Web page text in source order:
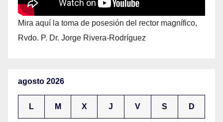
Mira aquí la toma de posesión del rector magnífico,
Rvdo. P. Dr. Jorge Rivera-Rodríguez
agosto 2026
L M X J V S D